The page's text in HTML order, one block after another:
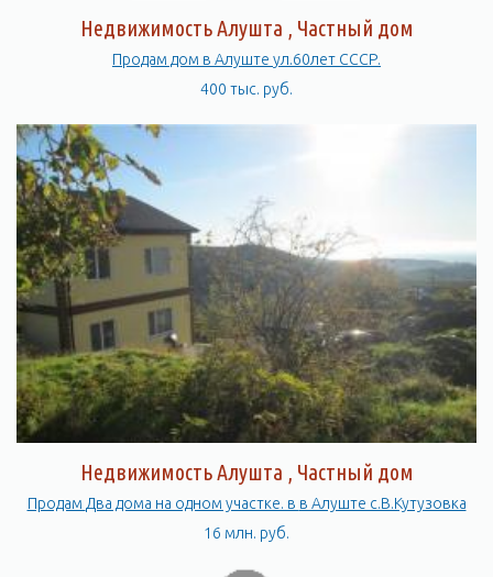
Недвижимость Алушта , Частный дом
Продам дом в Алуште ул.60лет СССР.
400 тыс. руб.
Недвижимость Алушта , Частный дом
Продам Два дома на одном участке. в в Алуште с.В.Кутузовка
16 млн. руб.